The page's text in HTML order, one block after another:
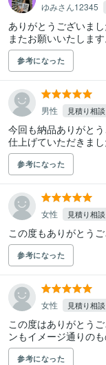
ゆみさん12345
ありがとうございまし
またお願いいたします
参考になった
男性 見積り相談
今回も納品ありがと
仕上げていただきま
参考になった
女性 見積り相談
この度もありがとうご
参考になった
女性 見積り相談
この度はありがとう
ンもイメージ通りの
参考になった